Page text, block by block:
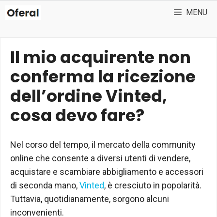
MENU
Il mio acquirente non
conferma la ricezione
dell’ordine Vinted,
cosa devo fare?
Nel corso del tempo, il mercato della community
online che consente a diversi utenti di vendere,
acquistare e scambiare abbigliamento e accessori
di seconda mano,Vinted, è cresciuto in popolarità.
Tuttavia, quotidianamente, sorgono alcuni
inconvenienti.